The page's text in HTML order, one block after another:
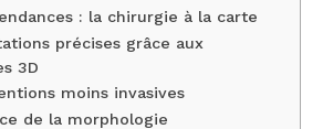
: la chirurgie à la carte
précises grâce aux
3D
moins invasives
de la morphologie